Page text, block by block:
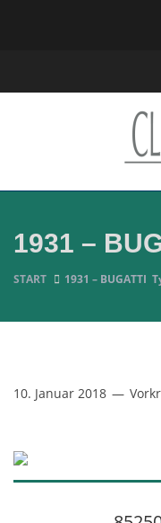
1931 –
START 1931 – BUGATTI
10. Januar 2018 —